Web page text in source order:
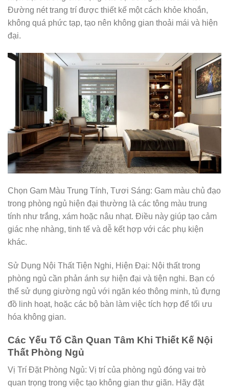
Đường nét trang trí được thiết kế một cách khỏe khoắn,
không quá phức tạp, tạo nên không gian thoải mái và hiện
đại.
Chọn Gam Màu Trung Tính, Tươi Sáng: Gam màu chủ đạo
trong phòng ngủ hiện đại thường là các tông màu trung
tính như trắng, xám hoặc nâu nhạt. Điều này giúp tạo cảm
giác nhẹ nhàng, tinh tế và dễ kết hợp với các phụ kiện
khác.
Sử Dụng Nội Thất Tiện Nghi, Hiện Đại: Nội thất trong
phòng ngủ cần phản ánh sự hiện đại và tiện nghi. Bạn có
thể sử dụng giường ngủ với ngăn kéo thông minh, tủ đựng
đồ linh hoạt, hoặc các bộ bàn làm việc tích hợp để tối ưu
hóa không gian.
Các Yếu Tố Cần Quan Tâm Khi Thiết Kế Nội
Thất Phòng Ngủ
Vị Trí Đặt Phòng Ngủ: Vị trí của phòng ngủ đóng vai trò
quan trọng trong việc tạo không gian thư giãn. Hãy đặt